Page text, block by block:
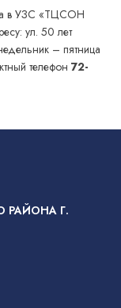
в УЗС «ТЦСОН
ул. 50 лет
– пятница
телефон 72-
РАЙОНА Г.